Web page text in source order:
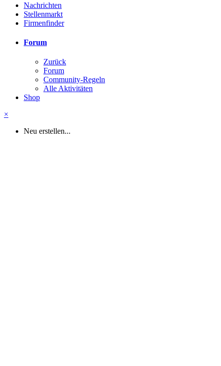
Nachrichten
Stellenmarkt
Firmenfinder
Forum
Zurück
Forum
Community-Regeln
Alle Aktivitäten
Shop
×
Neu erstellen...